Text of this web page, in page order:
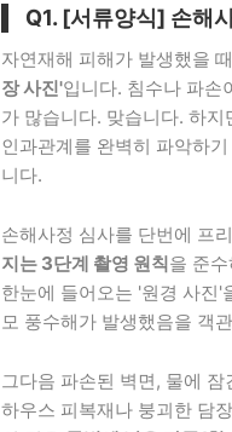
Q1. [서류양식] 손해
자연재해 피해가 발생했을
장 사진'입니다. 침수나 파손
가 많습니다. 맞습니다. 하
인과관계를 완벽히 파악하
니다.
손해사정 심사를 단번에 프
지는 3단계 촬영 원칙을 준
한눈에 들어오는 '원경 사진'
모 풍수해가 발생했음을 객
그다음 파손된 벽면, 물에
하우스 피복재나 붕괴한 담